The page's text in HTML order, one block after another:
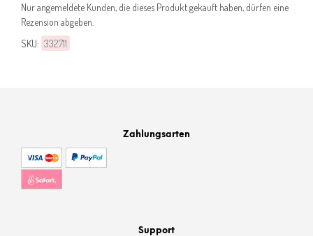
Nur angemeldete Kunden, die dieses Produkt gekauft haben, dürfen eine
Rezension abgeben.
SKU: 332711
Zahlungsarten
Support